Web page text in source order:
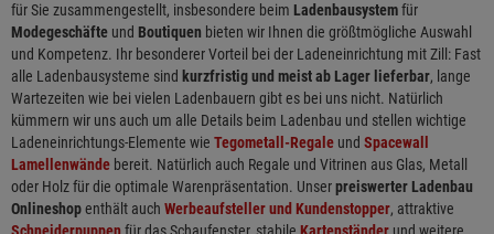
für Sie zusammengestellt, insbesondere beim Ladenbausystemfür
Modegeschäfte und Boutiquen bieten wir Ihnen die größtmögliche Auswahl
und Kompetenz. Ihr besonderer Vorteil bei der Ladeneinrichtung mit Zill: Fast
alle Ladenbausysteme sind kurzfristig und meist ab Lager lieferbar, lange
Wartezeiten wie bei vielen Ladenbauern gibt es bei uns nicht. Natürlich
kümmern wir uns auch um alle Details beim Ladenbau und stellen wichtige
Ladeneinrichtungs-Elemente wie Tegometall-Regale und Spacewall
Lamellenwände bereit. Natürlich auch Regale und Vitrinen aus Glas, Metall
oder Holz für die optimale Warenpräsentation. Unserpreiswerter Ladenbau
Onlineshopenthält auch Werbeaufsteller und Kundenstopper, attraktive